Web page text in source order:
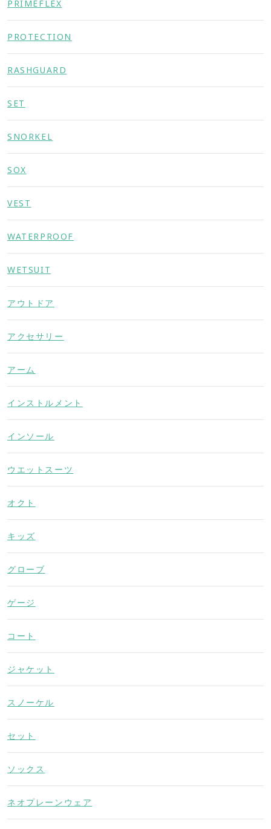
PRIMEFLEX
PROTECTION
RASHGUARD
SET
SNORKEL
SOX
VEST
WATERPROOF
WETSUIT
アウトドア
アクセサリー
アーム
インストルメント
インソール
ウエットスーツ
オクト
キッズ
グローブ
ゲージ
コート
ジャケット
スノーケル
セット
ソックス
ネオプレーンウェア